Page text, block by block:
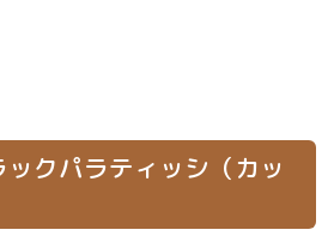
クパラティッシ（カッ